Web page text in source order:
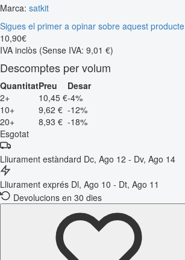
Marca: satkit
Sigues el primer a opinar sobre aquest producte
10,90€
IVA inclòs (Sense IVA: 9,01 €)
Descomptes per volum
QuantitatPreu
Desar
2+
10,45 €-4%
10+
9,62 € -12%
20+
8,93 € -18%
Esgotat
Lliurament estàndard Dc, Ago 12 - Dv, Ago 14
Lliurament exprés Dl, Ago 10 - Dt, Ago 11
Devolucions en 30 dies